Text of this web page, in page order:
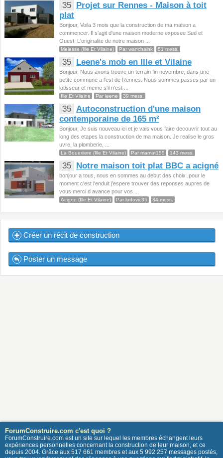
35
Projet sur Rennes - Maison à toit
plat
Bonjour, Voila 3 mois que la construction de ma maison a
commencer. Il s'agit d'une maison moderne exposee Sud et
Ouest. L'originalite de notre maison ...
Melesse (Ille Et Vilaine) Par wanchaihk 51 mess.
35 Leene's mob en Ille et Vilaine
Bonjour, Nous avons trouve un terrain fin novembre, dans une
petite commune a l'est de Rennes. Nous sommes passes par un
lotisseur et meme s'il n'est ...
Ille Et Vilaine Par leene 39 mess.
35 Autoconstruction d'une maison
contemporaine de 165 m²
Bonjour, Je suis nouveau ici et je vais vous faire decouvrir tout au
long des etapes la construction de ma maison. Je realise le gros
uvre, la plomberie, ...
La Bouexiere (Ille Et Vilaine) Par mamat155 143 mess.
35 Notre maison toit plat BBC a acigné
bonjour a tous, nous en sommes au debut des choix ,pour le
moment c'est l'enduit j'espere trouver des reponses aupres de
vous merci d avance pour vos ...
Acigne (Ille Et Vilaine) Par ludovic35 34 mess.
Créer un récit de construction
Poster un message
ForumConstruire.com c'est quoi ?
ForumConstruire.com est un site sur lequel les membres échangent leurs
expériences personnelles concernant la construction de leur maison, et ce
depuis 2004. Grâce aux 517 661 membres et aux 5 992 257 messages postés,